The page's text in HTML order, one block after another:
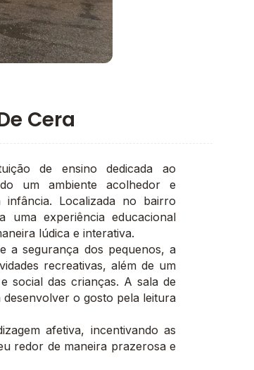
Cera
de ensino dedicada ao
um ambiente acolhedor e
Localizada no bairro
uma experiência educacional
lúdica e interativa.
a segurança dos pequenos, a
recreativas, além de um
social das crianças. A sala de
o gosto pela leitura
afetiva, incentivando as
redor de maneira prazerosa e